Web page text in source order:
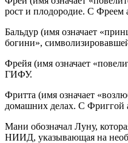
рост и плодородие. С
Бальдур (имя означает
богини»,
Фрейя (имя означает
ГИФУ.
Фритта (имя означает
домашних делах. С Фриггой
Мани обозначал Луну,
НИИД, указывающая на